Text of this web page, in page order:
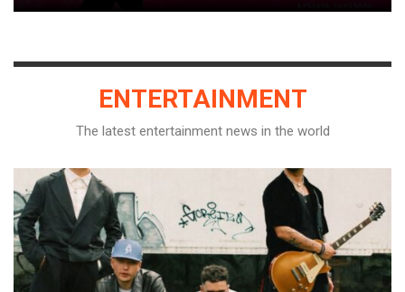
ENTERTAINMENT
The latest entertainment news in the world